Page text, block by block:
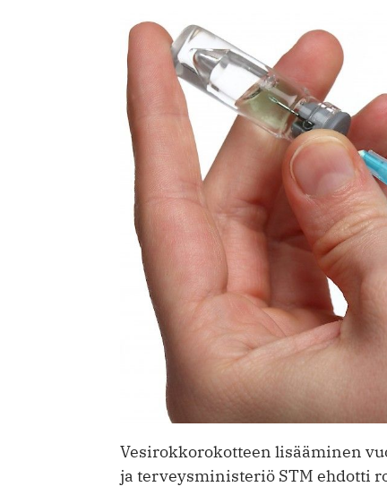
Vesirokkorokotteen lisääminen
ja terveysministeriö STM ehdotti